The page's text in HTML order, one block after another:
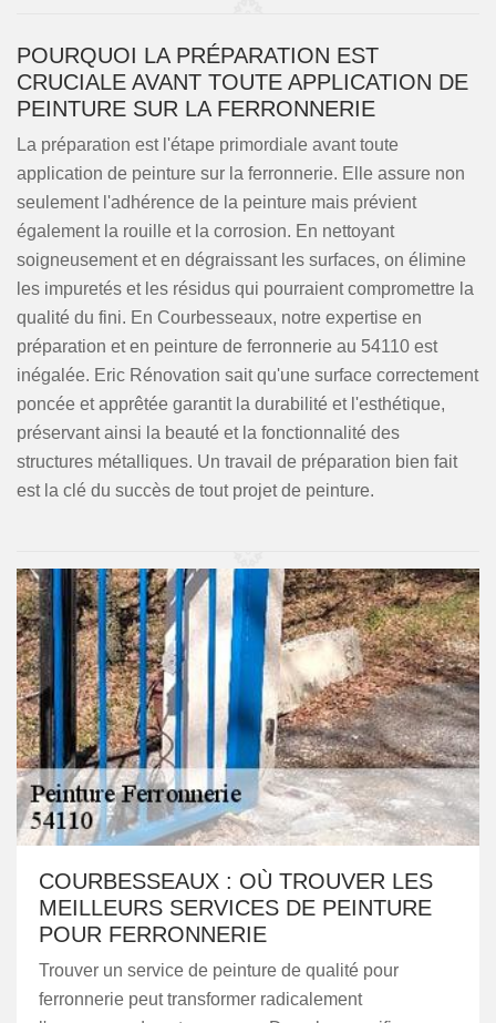
POURQUOI LA PRÉPARATION EST
CRUCIALE AVANT TOUTE APPLICATION DE
PEINTURE SUR LA FERRONNERIE
La préparation est l'étape primordiale avant toute
application de peinture sur la ferronnerie. Elle assure non
seulement l'adhérence de la peinture mais prévient
également la rouille et la corrosion. En nettoyant
soigneusement et en dégraissant les surfaces, on élimine
les impuretés et les résidus qui pourraient compromettre la
qualité du fini. En Courbesseaux, notre expertise en
préparation et en peinture de ferronnerie au 54110 est
inégalée. Eric Rénovation sait qu'une surface correctement
poncée et apprêtée garantit la durabilité et l'esthétique,
préservant ainsi la beauté et la fonctionnalité des
structures métalliques. Un travail de préparation bien fait
est la clé du succès de tout projet de peinture.
COURBESSEAUX : OÙ TROUVER LES
MEILLEURS SERVICES DE PEINTURE
POUR FERRONNERIE
Trouver un service de peinture de qualité pour
ferronnerie peut transformer radicalement